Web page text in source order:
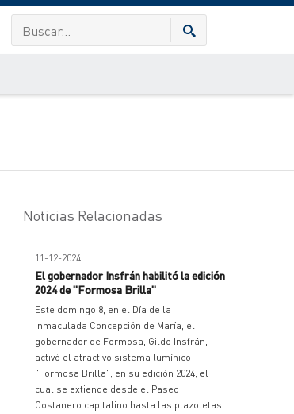
Noticias Relacionadas
11-12-2024
El gobernador Insfrán habilitó la edición
2024 de "Formosa Brilla"
Este domingo 8, en el Día de la
Inmaculada Concepción de María, el
gobernador de Formosa, Gildo Insfrán,
activó el atractivo sistema lumínico
"Formosa Brilla", en su edición 2024, el
cual se extiende desde el Paseo
Costanero capitalino hasta las plazoletas